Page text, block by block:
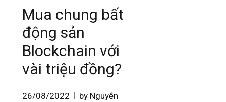
Mua chung bất
động sản
Blockchain với
vài triệu đồng?
26/08/2022
by Nguyễn